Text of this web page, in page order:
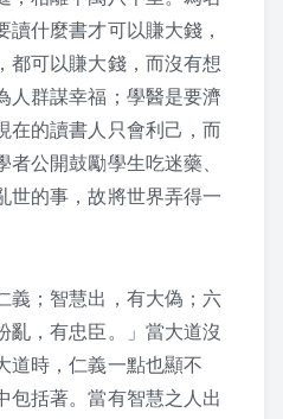
– 6月後
– 6月前
什麼書才可以賺大錢，
都可以賺大錢，而沒有想
人群謀幸福；學醫是要濟
在的讀書人只會利己，而
公開鼓勵學生吃迷藥、
世的事，故將世界弄得一
義；智慧出，有大偽；六
亂，有忠臣。」當大道沒
道時，仁義一點也顯不
包括著。當有智慧之人出